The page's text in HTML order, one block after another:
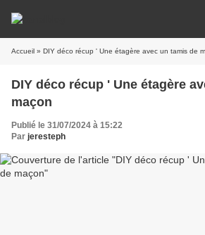
Accueil » DIY déco récup ' Une étagère avec un tamis de
DIY déco récup ' Une étagère
maçon
Publié le 31/07/2024 à 15:22
Par jeresteph